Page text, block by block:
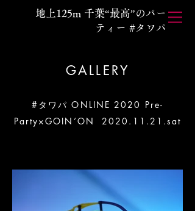
地上125m 千葉“最高”のパー
ティー #タワパ
GALLERY
#タワパ ONLINE 2020 Pre-
Party×GOIN’ON
2020.11.21.sat